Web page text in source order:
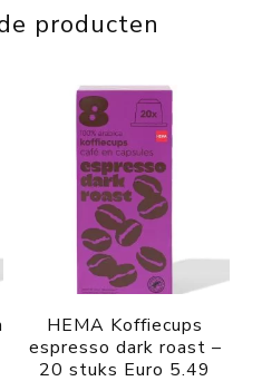
producten
HEMA Koffiecups
espresso dark roast –
20 stuks Euro 5.49